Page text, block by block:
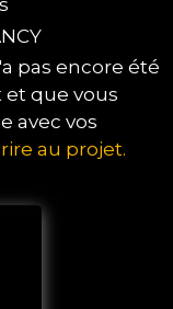
pas encore été
et que vous
avec vos
au projet.